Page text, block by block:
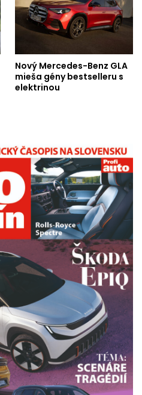
Nový Mercedes-Benz GLA
mieša gény bestselleru s
elektrinou